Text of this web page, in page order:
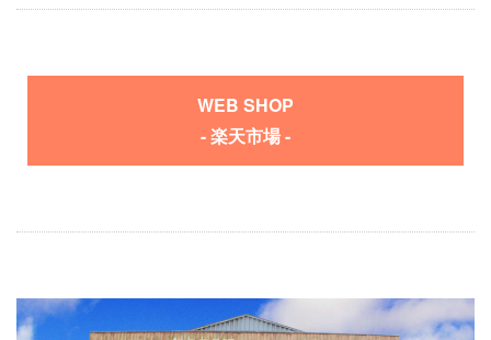
WEB SHOP
- 楽天市場 -